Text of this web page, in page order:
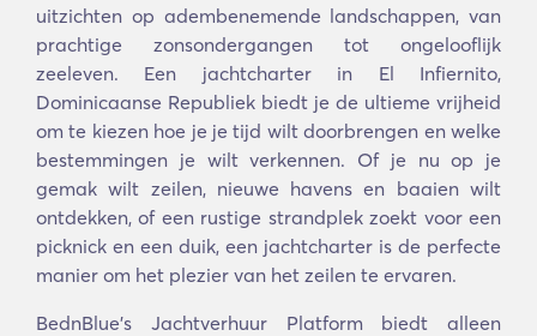
uitzichten op adembenemende landschappen, van
prachtige zonsondergangen tot ongelooflijk
zeeleven. Een jachtcharter in El Infiernito,
Dominicaanse Republiek biedt je de ultieme vrijheid
om te kiezen hoe je je tijd wilt doorbrengen en welke
bestemmingen je wilt verkennen. Of je nu op je
gemak wilt zeilen, nieuwe havens en baaien wilt
ontdekken, of een rustige strandplek zoekt voor een
picknick en een duik, een jachtcharter is de perfecte
manier om het plezier van het zeilen te ervaren.
BednBlue's Jachtverhuur Platform biedt alleen